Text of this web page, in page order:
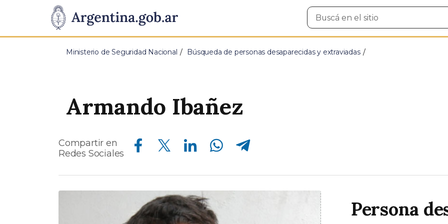
Presidencia
de
Pasar al contenido principal
Buscar
en
Ministerio de Seguridad Nacional Búsqueda de personas desaparecidas y extraviadas
Armando Ibañez
Compartir en
Redes Sociales
Compartir en Facebook Compartir en Twitter Compartir en Linkedin Compartir en Whatsapp Compartir en Telegram
Persona